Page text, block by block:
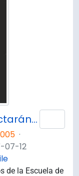
20 nuevas lecciones se dictarán hoy en la Escuela de Invierno universitaria: temas
·
07-12
de la Escuela de